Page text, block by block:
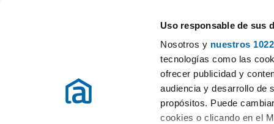
Uso responsable de sus
Nosotros y nuestros
tecnologías como las
ofrecer publicidad y
audiencia y desarrollo de
propósitos. Puede
cookies o clicando en el
Elegir distrito
Alquiler pisos Alava Alquiler pisos Vitoria-Gasteiz
Alquiler pisos Vitoria Vitoria-Gasteiz (4 viviendas)